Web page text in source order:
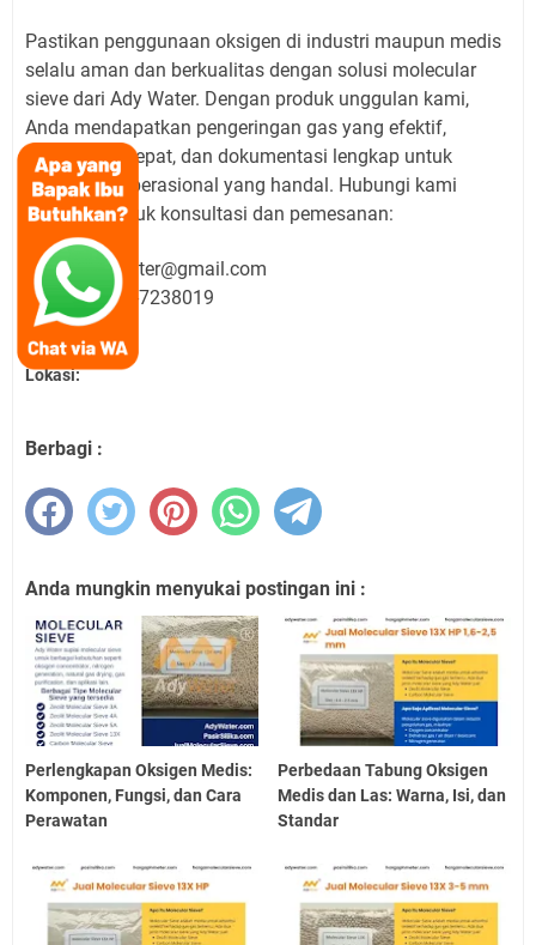
Pastikan penggunaan oksigen di industri maupun medis
selalu aman dan berkualitas dengan solusi molecular
sieve dari Ady Water. Dengan produk unggulan kami,
Anda mendapatkan pengeringan gas yang efektif,
pengiriman cepat, dan dokumentasi lengkap untuk
kebutuhan operasional yang handal. Hubungi kami
sekarang untuk konsultasi dan pemesanan:
Email: adywater@gmail.com
Telepon: 022-7238019
Lokasi:
Berbagi :
Anda mungkin menyukai postingan ini :
Perlengkapan Oksigen Medis:
Komponen, Fungsi, dan Cara
Perawatan
Perbedaan Tabung Oksigen
Medis dan Las: Warna, Isi, dan
Standar